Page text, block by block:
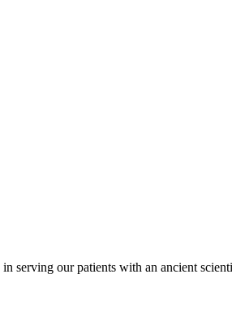
serving our patients with an ancient